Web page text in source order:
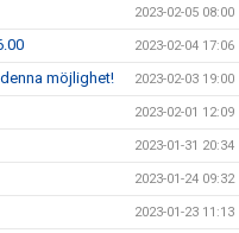
2023-02-05 08:00
2023-02-04 17:06
möjlighet! 2023-02-03 19:00
2023-02-01 12:09
2023-01-31 20:34
2023-01-24 09:32
2023-01-23 11:13